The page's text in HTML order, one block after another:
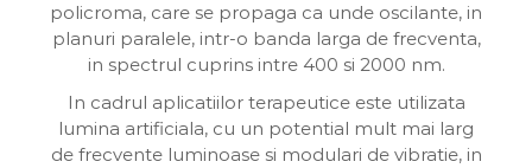
policroma, care se propaga ca unde oscilante, in
planuri paralele, intr-o banda larga de frecventa,
in spectrul cuprins intre 400 si 2000 nm.
In cadrul aplicatiilor terapeutice este utilizata
lumina artificiala, cu un potential mult mai larg
de frecvente luminoase si modulari de vibratie, in